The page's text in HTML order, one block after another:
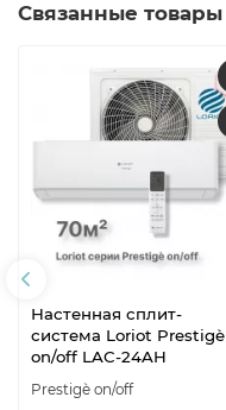
Связанные товары
Настенная сплит-
система Loriot Prestigè
on/off LAC-24AH
Prestigè on/off